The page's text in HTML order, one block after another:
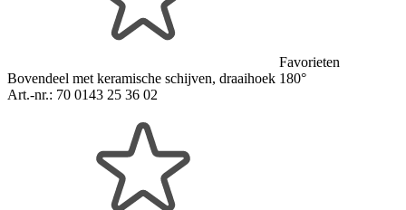
Favorieten
Bovendeel met keramische schijven, draaihoek 180°
Art.-nr.: 70 0143 25 36 02